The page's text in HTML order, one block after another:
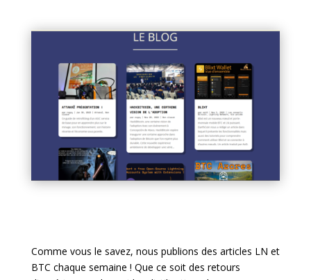
Comme vous le savez, nous publions des articles LN et
BTC chaque semaine ! Que ce soit des retours